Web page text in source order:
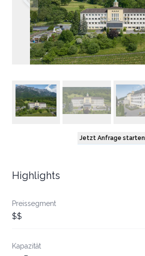
Jetzt Anfrage starten
Highlights
Preissegment
$$
Kapazität